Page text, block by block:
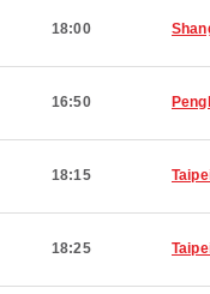
18:00
16:50
18:15
18:25